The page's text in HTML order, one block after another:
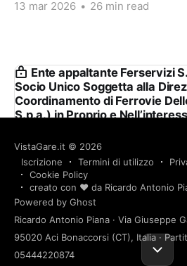
13 mar 2026 • 26 min read
Ente appaltante Ferservizi
Socio Unico Soggetta alla
Coordinamento di Ferrovie
S.p.a.) in Proprio e
Ferservizi S.p.a. (società con
alla Direzione e Coordinamento
Stato Italiane S.p.a.) in Proprio e
Società del Gruppo Fs — 7 gare
partecipazioni.
VistaGare.it © 2026
Iscrizione
Termini di utilizzo
Cookie Policy
creato con ❤️ da Ricardo Antonio
Powered by Ghost
Ricardo Antonio Piana · Via Giuseppe
95020 Aci Bonaccorsi (CT), Italia ·
05444220874